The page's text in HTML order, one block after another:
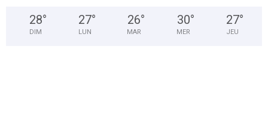
28°
DIM
27°
LUN
26°
MAR
30°
MER
27°
JEU